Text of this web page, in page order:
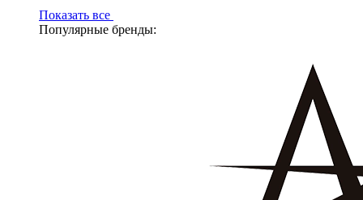
Показать все
Популярные бренды: